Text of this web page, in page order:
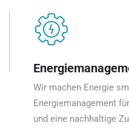
Wir machen Energie
Energiemanagement
und eine nachhaltige